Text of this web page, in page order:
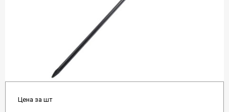
Цена за шт